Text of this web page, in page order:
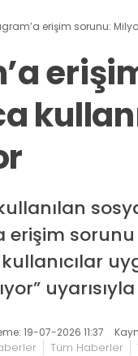
erişim sorunu:
sorunu
19-07-2026 11:37
Tüm Haberler